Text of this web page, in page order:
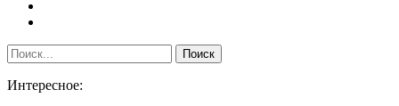
Интересное: